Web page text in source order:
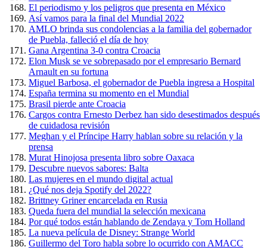
El periodismo y los peligros que presenta en México
Así vamos para la final del Mundial 2022
AMLO brinda sus condolencias a la familia del gobernador
de Puebla, falleció el día de hoy
Gana Argentina 3-0 contra Croacia
Elon Musk se ve sobrepasado por el empresario Bernard
Arnault en su fortuna
Miguel Barbosa, el gobernador de Puebla ingresa a Hospital
España termina su momento en el Mundial
Brasil pierde ante Croacia
Cargos contra Ernesto Derbez han sido desestimados después
de cuidadosa revisión
Meghan y el Príncipe Harry hablan sobre su relación y la
prensa
Murat Hinojosa presenta libro sobre Oaxaca
Descubre nuevos sabores: Balta
Las mujeres en el mundo digital actual
¿Qué nos deja Spotify del 2022?
Brittney Griner encarcelada en Rusia
Queda fuera del mundial la selección mexicana
Por qué todos están hablando de Zendaya y Tom Holland
La nueva película de Disney: Strange World
Guillermo del Toro habla sobre lo ocurrido con AMACC